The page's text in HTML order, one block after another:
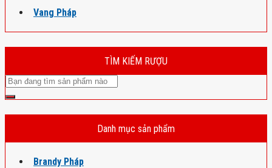
Vang Pháp
TÌM KIẾM RƯỢU
Danh mục sản phẩm
Brandy Pháp